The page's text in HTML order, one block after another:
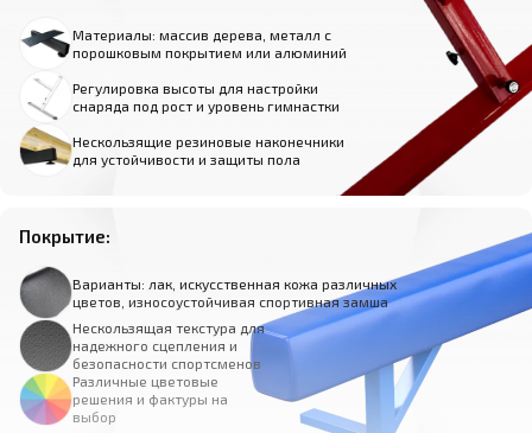
Материалы: массив дерева, металл с
порошковым покрытием или алюминий
Регулировка высоты для настройки
снаряда под рост и уровень гимнастки
Нескользящие резиновые наконечники
для устойчивости и защиты пола
Покрытие:
Варианты: лак, искусственная кожа различных
цветов, износоустойчивая спортивная замша
Нескользящая текстура для
надежного сцепления и
безопасности спортсменов
Различные цветовые
решения и фактуры на
выбор